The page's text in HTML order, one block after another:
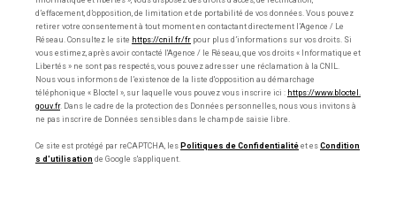
d’effacement, d’opposition, de limitation et de portabilité de vos données. Vous pouvez
retirer votre consentement à tout moment en contactant directement l’Agence / Le
Réseau. Consultez le site https://cnil.fr/fr pour plus d’informations sur vos droits. Si
vous estimez, après avoir contacté l'Agence / le Réseau, que vos droits « Informatique et
Libertés » ne sont pas respectés, vous pouvez adresser une réclamation à la CNIL.
Nous vous informons de l’existence de la liste d'opposition au démarchage
téléphonique « Bloctel », sur laquelle vous pouvez vous inscrire ici : https://www.bloctel.
gouv.fr. Dans le cadre de la protection des Données personnelles, nous vous invitons à
ne pas inscrire de Données sensibles dans le champ de saisie libre.
Ce site est protégé par reCAPTCHA, les Politiques de Confidentialité et es Condition
s d'utilisation de Google s'appliquent.